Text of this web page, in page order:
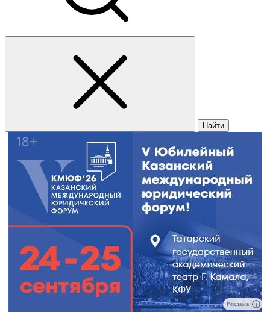
Найти
Реклама